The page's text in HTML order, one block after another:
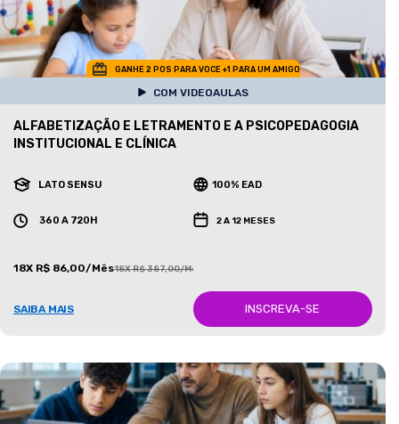
GANHE 2 POS PARA VOCE +1 PARA UM AMIGO
COM VIDEOAULAS
ALFABETIZAÇÃO E LETRAMENTO E A PSICOPEDAGOGIA
INSTITUCIONAL E CLÍNICA
LATO SENSU 100% EAD
360 A 720H 2 A 12 MESES
18X R$ 86,00/Mês18X R$ 387,00/Mês
SAIBA MAIS INSCREVA-SE